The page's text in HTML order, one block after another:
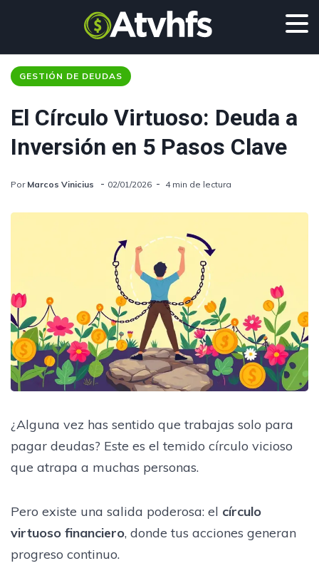
GESTIÓN DE DEUDAS
El Círculo Virtuoso: Deuda a
Inversión en 5 Pasos Clave
Por Marcos Vinicius 02/01/2026 4 min de lectura
¿Alguna vez has sentido que trabajas solo para
pagar deudas? Este es el temido círculo vicioso
que atrapa a muchas personas.
Pero existe una salida poderosa: el círculo
virtuoso financiero, donde tus acciones generan
progreso continuo.